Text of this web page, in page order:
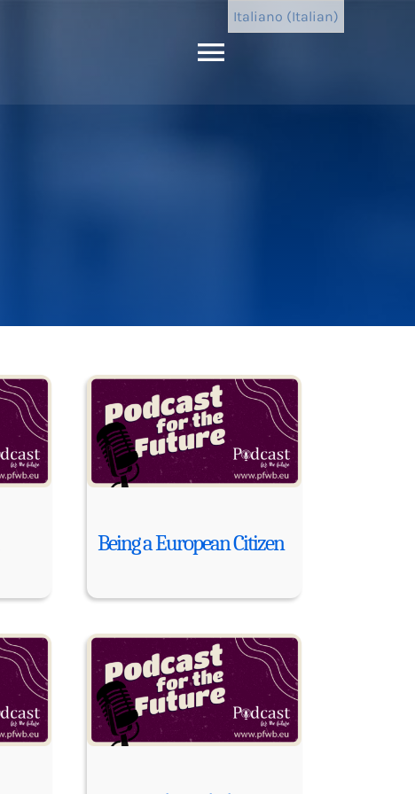
Attiva/
navigazione
Being a European Citizen
Italiano (Italian)